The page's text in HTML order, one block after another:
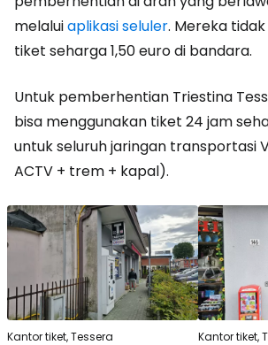
melaluiaplikasi seluler. Mereka
tiket seharga 1,50 euro di bandara.
Untuk pemberhentian Triestina
bisa menggunakan tiket 24 jam
untuk seluruh jaringan transportasi
ACTV + trem + kapal).
Kantor tiket, Tessera Kantor tiket,